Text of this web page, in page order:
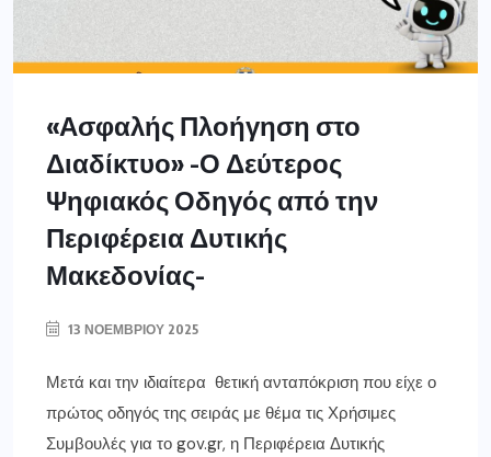
«Ασφαλής Πλοήγηση στο
Διαδίκτυο» -Ο Δεύτερος
Ψηφιακός Οδηγός από την
Περιφέρεια Δυτικής
Μακεδονίας-
13 ΝΟΕΜΒΡΊΟΥ 2025
Μετά και την ιδιαίτερα θετική ανταπόκριση που είχε ο
πρώτος οδηγός της σειράς με θέμα τις Χρήσιμες
Συμβουλές για το gov.gr, η Περιφέρεια Δυτικής